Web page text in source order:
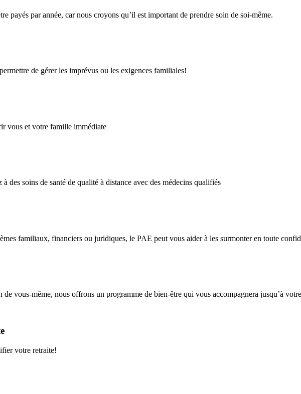
payés par année, car nous croyons qu’il est important de prendre soin de soi-même.
de gérer les imprévus ou les exigences familiales!
vous et votre famille immédiate
des soins de santé de qualité à distance avec des médecins qualifiés
familiaux, financiers ou juridiques, le PAE peut vous aider à les surmonter en toute
de vous-même, nous offrons un programme de bien-être qui vous accompagnera jusqu’à
votre retraite!